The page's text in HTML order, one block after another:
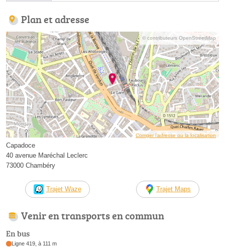
Plan et adresse
© contributeurs OpenStreetMap
Corriger l’adresse ou la localisation
Capadoce
40 avenue Maréchal Leclerc
73000 Chambéry
Trajet Waze Trajet Maps
Venir en transports en commun
En bus
Ligne 419, à 111 m